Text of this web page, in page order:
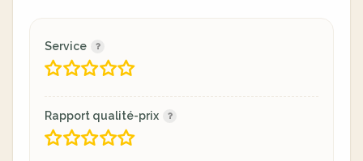
Service
Rapport qualité-prix